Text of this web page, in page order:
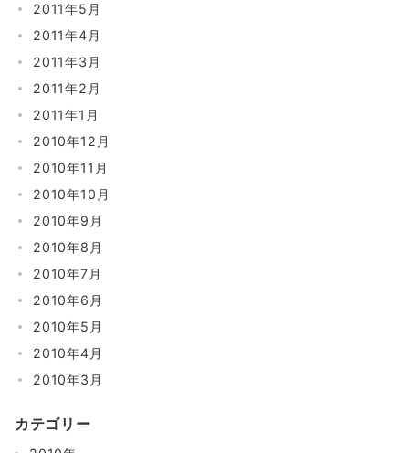
2011年5月
2011年4月
2011年3月
2011年2月
2011年1月
2010年12月
2010年11月
2010年10月
2010年9月
2010年8月
2010年7月
2010年6月
2010年5月
2010年4月
2010年3月
カテゴリー